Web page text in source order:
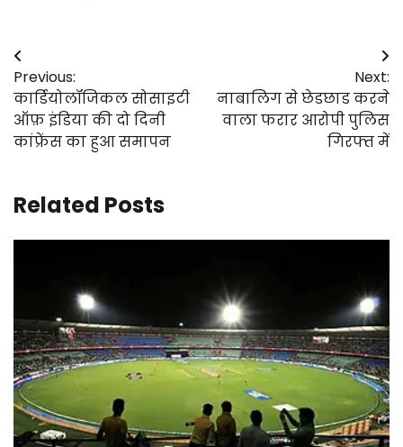
Post
navigation
Previous:
कार्डियोलॉजिकल सोसाइटी
ऑफ़ इंडिया की दो दिनी
कांफ्रेंस का हुआ समापन
Next:
नाबालिग से छेडछाड करने
वाला फरार आरोपी पुलिस
गिरफ्त में
Related Posts